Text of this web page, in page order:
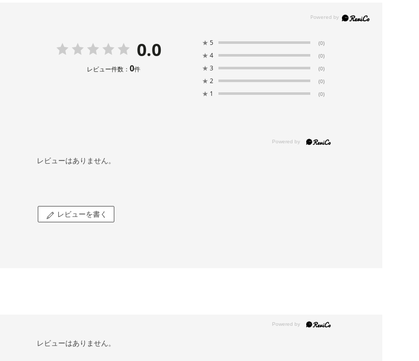
0.0
レビュー件数： 0件
★ 5 (0)
★ 4 (0)
★ 3 (0)
★ 2 (0)
★ 1 (0)
レビューはありません。
レビューを書く
レビューはありません。